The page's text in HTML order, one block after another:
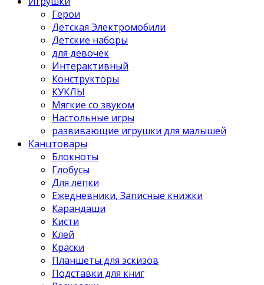
Герои
Детская Электромобили
Детские наборы
для девочек
Интерактивный
Конструкторы
КУКЛЫ
Мягкие со звуком
Настольные игры
развивающие игрушки для малышей
Канцтовары
Блокноты
Глобусы
Для лепки
Ежедневники, Записные книжки
Карандаши
Кисти
Клей
Краски
Планшеты для эскизов
Подставки для книг